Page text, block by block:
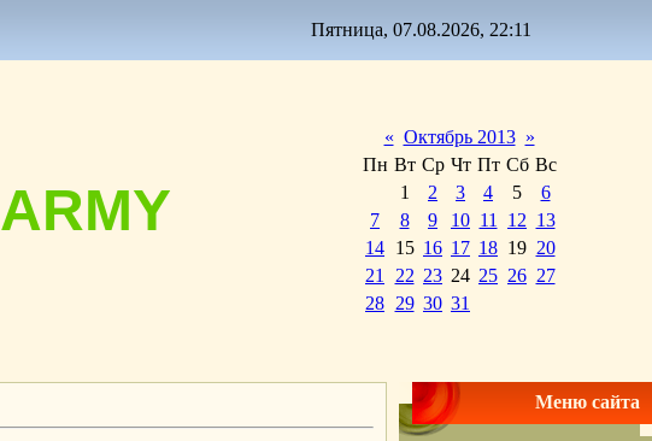
Пятница, 07.08.2026, 22:11
ARMY
« Октябрь 2013 »
Пн Вт Ср Чт Пт Сб Вс
1
2 3 4 5
6
7
8 9 10 11 12 13
14 15 16 17 18 19 20
21
22 23 24 25 26 27
28 29 30 31
Меню сайта